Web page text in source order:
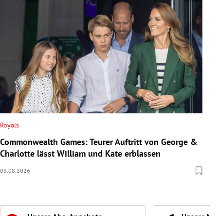
Royals
Commonwealth Games: Teurer Auftritt von George &
Charlotte lässt William und Kate erblassen
03.08.2026